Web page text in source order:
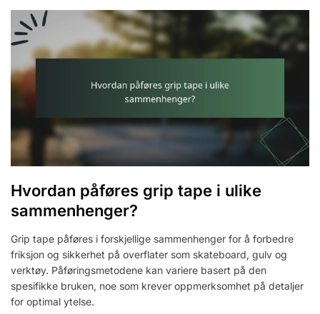
Hvordan påføres grip tape i ulike
sammenhenger?
Grip tape påføres i forskjellige sammenhenger for å forbedre
friksjon og sikkerhet på overflater som skateboard, gulv og
verktøy. Påføringsmetodene kan variere basert på den
spesifikke bruken, noe som krever oppmerksomhet på detaljer
for optimal ytelse.